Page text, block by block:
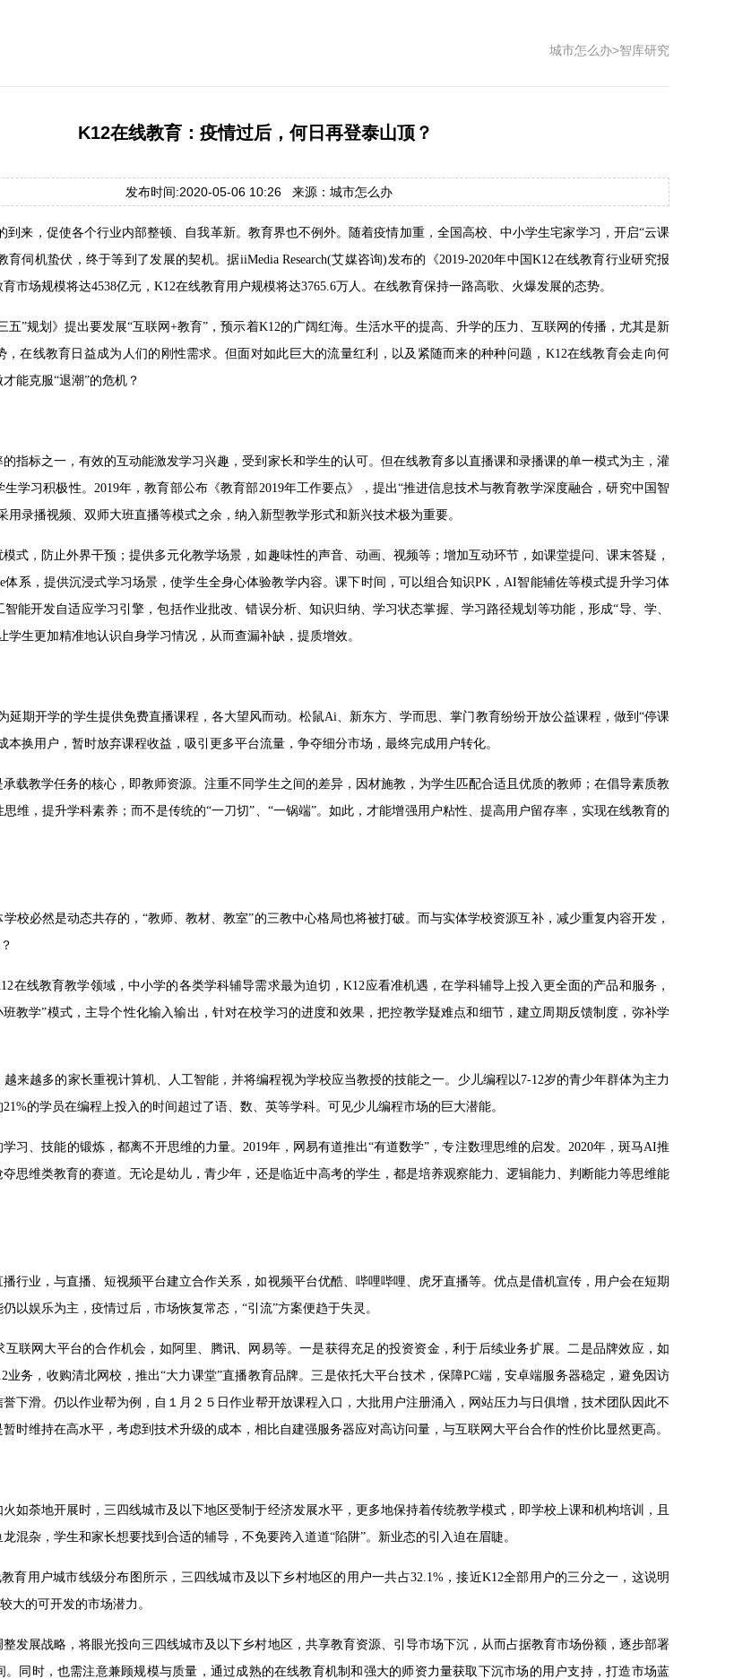
城市怎么办>智库研究
K12在线教育：疫情过后，何日再登泰山顶？
发布时间:2020-05-06 10:26 来源：城市怎么办
到来，促使各个行业内部整顿、自我革新。教育界也不例外。随着疫情加重，全国高校、中小学生宅家学习，开启“云课
育伺机蛰伏，终于等到了发展的契机。据iiMedia Research(艾媒咨询)发布的《2019-2020年中国K12在线教育行业研究报
市场规模将达4538亿元，K12在线教育用户规模将达3765.6万人。在线教育保持一路高歌、火爆发展的态势。
五”规划》提出要发展“互联网+教育”，预示着K12的广阔红海。生活水平的提高、升学的压力、互联网的传播，尤其是新
，在线教育日益成为人们的刚性需求。但面对如此巨大的流量红利，以及紧随而来的种种问题，K12在线教育会走向何
能克服“退潮”的危机？
指标之一，有效的互动能激发学习兴趣，受到家长和学生的认可。但在线教育多以直播课和录播课的单一模式为主，灌
学习积极性。2019年，教育部公布《教育部2019年工作要点》，提出“推进信息技术与教育教学深度融合，研究中国智
用录播视频、双师大班直播等模式之余，纳入新型教学形式和新兴技术极为重要。
式，防止外界干预；提供多元化教学场景，如趣味性的声音、动画、视频等；增加互动环节，如课堂提问、课末答疑，
体系，提供沉浸式学习场景，使学生全身心体验教学内容。课下时间，可以组合知识PK，AI智能辅佐等模式提升学习体
能开发自适应学习引擎，包括作业批改、错误分析、知识归纳、学习状态掌握、学习路径规划等功能，形成“导、学、
学生更加精准地认识自身学习情况，从而查漏补缺，提质增效。
延期开学的学生提供免费直播课程，各大望风而动。松鼠Ai、新东方、学而思、掌门教育纷纷开放公益课程，做到“停课
本换用户，暂时放弃课程收益，吸引更多平台流量，争夺细分市场，最终完成用户转化。
载教学任务的核心，即教师资源。注重不同学生之间的差异，因材施教，为学生匹配合适且优质的教师；在倡导素质教
维，提升学科素养；而不是传统的“一刀切”、“一锅端”。如此，才能增强用户粘性、提高用户留存率，实现在线教育的
校必然是动态共存的，“教师、教材、教室”的三教中心格局也将被打破。而与实体学校资源互补，减少重复内容开发，
在线教育教学领域，中小学的各类学科辅导需求最为迫切，K12应看准机遇，在学科辅导上投入更全面的产品和服务，
教学”模式，主导个性化输入输出，针对在校学习的进度和效果，把控教学疑难点和细节，建立周期反馈制度，弥补学
来越多的家长重视计算机、人工智能，并将编程视为学校应当教授的技能之一。少儿编程以7-12岁的青少年群体为主力
的学员在编程上投入的时间超过了语、数、英等学科。可见少儿编程市场的巨大潜能。
习、技能的锻炼，都离不开思维的力量。2019年，网易有道推出“有道数学”，专注数理思维的启发。2020年，斑马AI推
思维类教育的赛道。无论是幼儿，青少年，还是临近中高考的学生，都是培养观察能力、逻辑能力、判断能力等思维能
行业，与直播、短视频平台建立合作关系，如视频平台优酷、哔哩哔哩、虎牙直播等。优点是借机宣传，用户会在短期
以娱乐为主，疫情过后，市场恢复常态，“引流”方案便趋于失灵。
互联网大平台的合作机会，如阿里、腾讯、网易等。一是获得充足的投资资金，利于后续业务扩展。二是品牌效应，如
业务，收购清北网校，推出“大力课堂”直播教育品牌。三是依托大平台技术，保障PC端，安卓端服务器稳定，避免因访
下滑。仍以作业帮为例，自１月２５日作业帮开放课程入口，大批用户注册涌入，网站压力与日俱增，技术团队因此不
时维持在高水平，考虑到技术升级的成本，相比自建强服务器应对高访问量，与互联网大平台合作的性价比显然更高。
如荼地开展时，三四线城市及以下地区受制于经济发展水平，更多地保持着传统教学模式，即学校上课和机构培训，且
混杂，学生和家长想要找到合适的辅导，不免要跨入道道“陷阱”。新业态的引入迫在眉睫。
育用户城市线级分布图所示，三四线城市及以下乡村地区的用户一共占32.1%，接近K12全部用户的三分之一，这说明
大的可开发的市场潜力。
发展战略，将眼光投向三四线城市及以下乡村地区，共享教育资源、引导市场下沉，从而占据教育市场份额，逐步部署
。同时，也需注意兼顾规模与质量，通过成熟的在线教育机制和强大的师资力量获取下沉市场的用户支持，打造市场蓝